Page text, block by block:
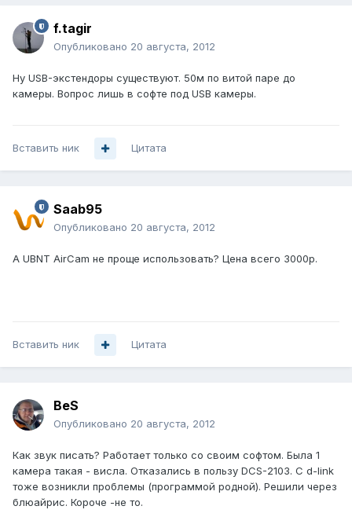
f.tagir
Опубликовано 20 августа, 2012
Ну USB-экстендоры существуют. 50м по витой паре до
камеры. Вопрос лишь в софте под USB камеры.
Вставить ник Цитата
Saab95
Опубликовано 20 августа, 2012
А UBNT AirCam не проще использовать? Цена всего 3000р.
Вставить ник Цитата
BeS
Опубликовано 20 августа, 2012
Как звук писать? Работает только со своим софтом. Была 1
камера такая - висла. Отказались в пользу DCS-2103. C d-link
тоже возникли проблемы (программой родной). Решили через
блюайрис. Короче -не то.